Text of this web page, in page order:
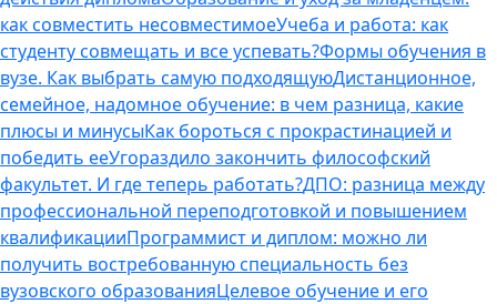
как совместить несовместимоеУчеба и работа: как
студенту совмещать и все успевать?Формы обучения в
вузе. Как выбрать самую подходящуюДистанционное,
семейное, надомное обучение: в чем разница, какие
плюсы и минусыКак бороться с прокрастинацией и
победить ееУгораздило закончить философский
факультет. И где теперь работать?ДПО: разница между
профессиональной переподготовкой и повышением
квалификацииПрограммист и диплом: можно ли
получить востребованную специальность без
вузовского образованияЦелевое обучение и его